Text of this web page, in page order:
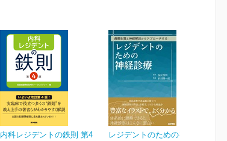
内科レジデントの鉄則 第4
レジデントのための神経診